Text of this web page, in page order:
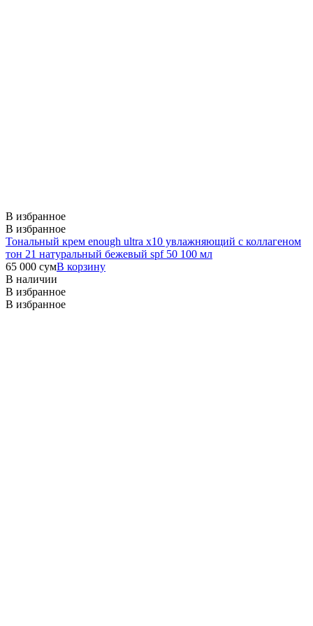
В избранное
В избранное
Тональный крем enough ultra x10 увлажняющий c коллагеном
тон 21 натуральный бежевый spf 50 100 мл
65 000 сумВ корзину
В наличии
В избранное
В избранное